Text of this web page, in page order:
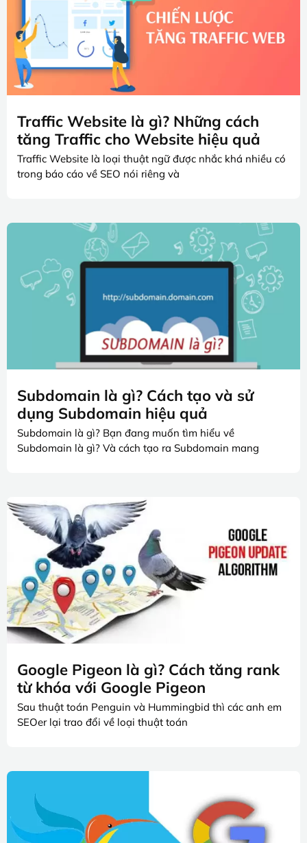
Traffic Website là gì? Những cách
tăng Traffic cho Website hiệu quả
Traffic Website là loại thuật ngữ được nhắc khá nhiều có
trong báo cáo về SEO nói riêng và
Subdomain là gì? Cách tạo và sử
dụng Subdomain hiệu quả
Subdomain là gì? Bạn đang muốn tìm hiểu về
Subdomain là gì? Và cách tạo ra Subdomain mang
Google Pigeon là gì? Cách tăng rank
từ khóa với Google Pigeon
Sau thuật toán Penguin và Hummingbid thì các anh em
SEOer lại trao đổi về loại thuật toán